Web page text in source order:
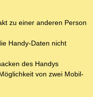
zu einer anderen Person
Handy-Daten nicht
des Handys
von zwei Mobil-